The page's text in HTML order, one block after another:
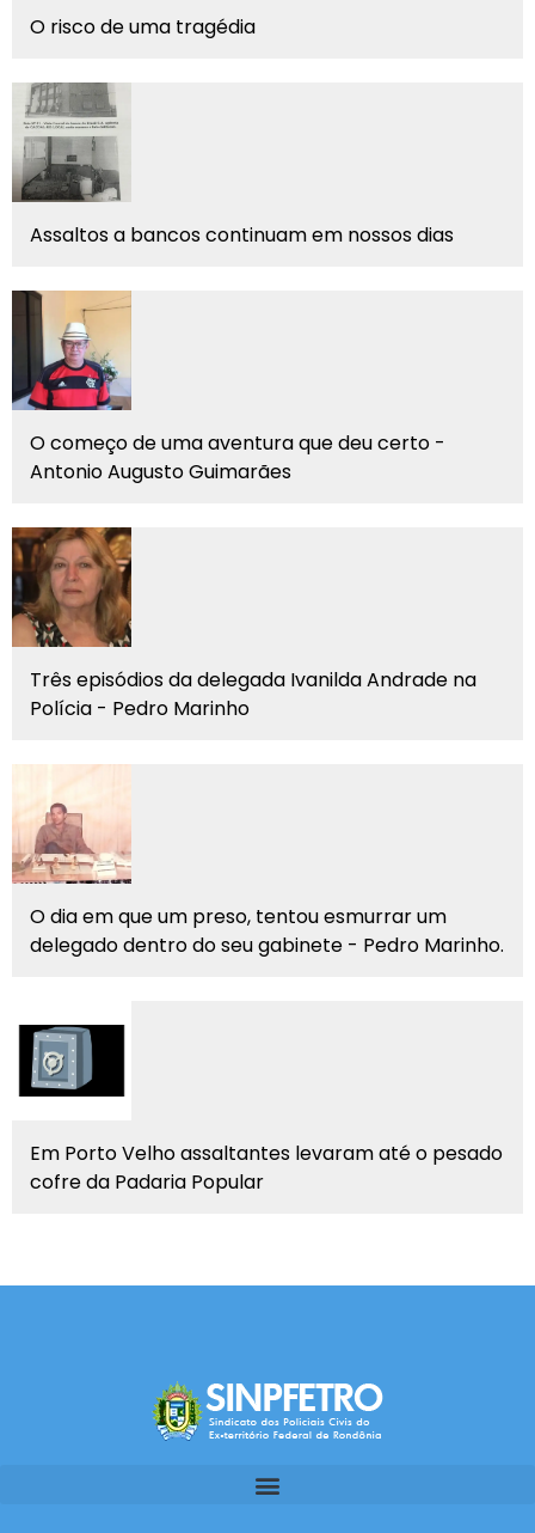
O risco de uma tragédia
Assaltos a bancos continuam em nossos dias
O começo de uma aventura que deu certo -
Antonio Augusto Guimarães
Três episódios da delegada Ivanilda Andrade na
Polícia - Pedro Marinho
O dia em que um preso, tentou esmurrar um
delegado dentro do seu gabinete - Pedro Marinho.
Em Porto Velho assaltantes levaram até o pesado
cofre da Padaria Popular